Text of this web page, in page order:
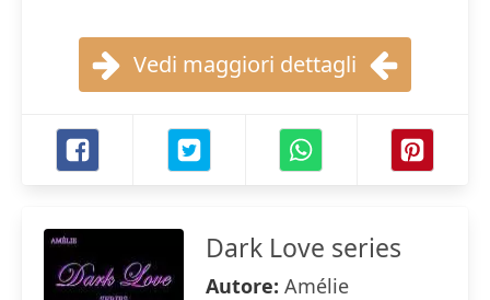
Vedi maggiori dettagli
Dark Love series
Autore: Amélie